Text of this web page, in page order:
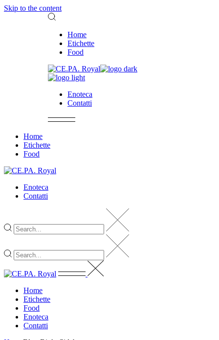
Skip to the content
Home
Etichette
Food
Enoteca
Contatti
Home
Etichette
Food
Enoteca
Contatti
Home
Etichette
Food
Enoteca
Contatti